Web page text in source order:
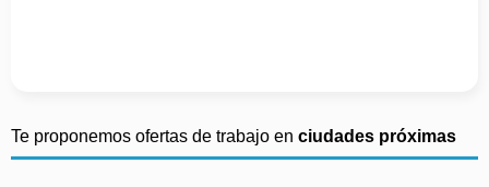
Te proponemos ofertas de trabajo en ciudades próximas